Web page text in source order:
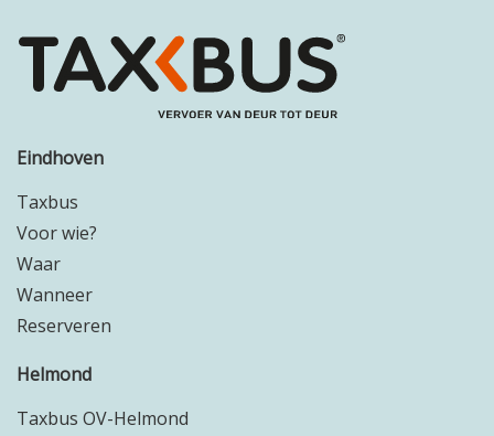
Eindhoven
Taxbus
Voor wie?
Waar
Wanneer
Reserveren
Helmond
Taxbus OV-Helmond